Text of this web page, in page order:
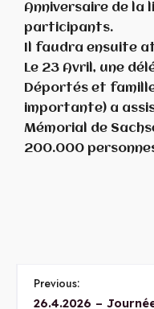
Anniversaire de la
participants.
Il faudra ensuite
Le 23 Avril, une
Déportés et
importante) a
Mémorial de
200.000
Previous:
26.4.2026 –